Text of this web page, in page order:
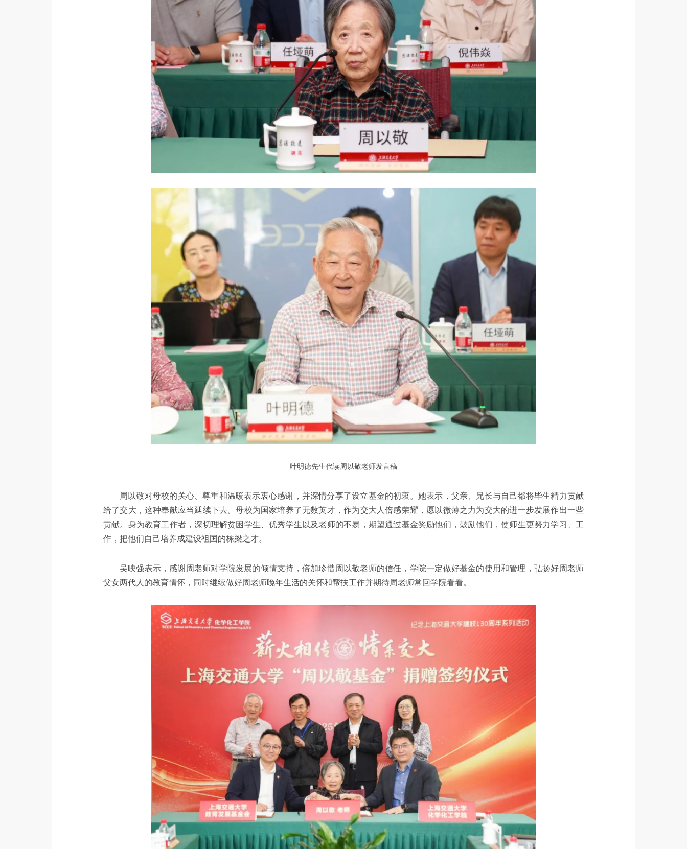
叶明德先生代读周以敬老师发言稿
周以敬对母校的关心、尊重和温暖表示衷心感谢，并深情分享了设立基金的初衷。她表示，父亲、兄长与自己都将毕生精力贡献
给了交大，这种奉献应当延续下去。母校为国家培养了无数英才，作为交大人倍感荣耀，愿以微薄之力为交大的进一步发展作出一些
贡献。身为教育工作者，深切理解贫困学生、优秀学生以及老师的不易，期望通过基金奖励他们，鼓励他们，使师生更努力学习、工
作，把他们自己培养成建设祖国的栋梁之才。
吴映强表示，感谢周老师对学院发展的倾情支持，倍加珍惜周以敬老师的信任，学院一定做好基金的使用和管理，弘扬好周老师
父女两代人的教育情怀，同时继续做好周老师晚年生活的关怀和帮扶工作并期待周老师常回学院看看。